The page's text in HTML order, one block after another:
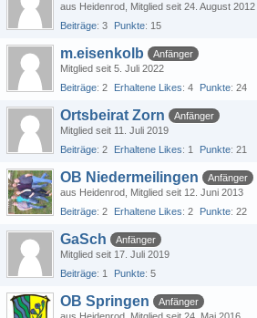
aus Heidenrod Mitglied seit 24. August 2012
Beiträge 3 Punkte 15
m.eisenkolb
Anfänger
Mitglied seit 5. Juli 2022
Beiträge 2 Erhaltene Likes 4 Punkte 24
Ortsbeirat Zorn
Anfänger
Mitglied seit 11. Juli 2019
Beiträge 2 Erhaltene Likes 1 Punkte 21
OB Niedermeilingen
Anfänger
aus Heidenrod Mitglied seit 12. Juni 2013
Beiträge 2 Erhaltene Likes 2 Punkte 22
GaSch
Anfänger
Mitglied seit 17. Juli 2019
Beiträge 1 Punkte 5
OB Springen
Anfänger